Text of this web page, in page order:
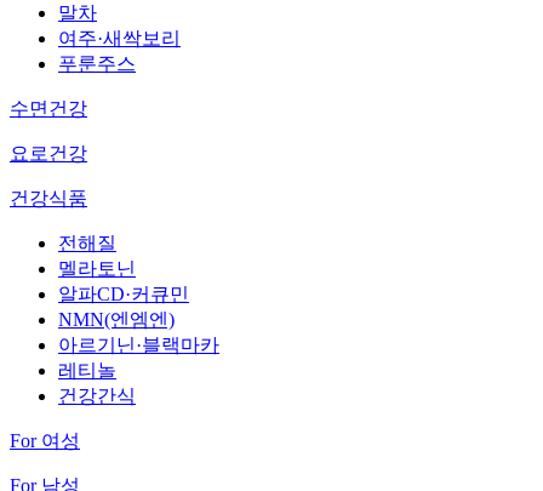
말차
여주·새싹보리
푸룬주스
수면건강
요로건강
건강식품
전해질
멜라토닌
알파CD·커큐민
NMN(엔엠엔)
아르기닌·블랙마카
레티놀
건강간식
For 여성
For 남성